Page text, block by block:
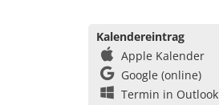
Kalendereintrag
Apple Kalender
Google (online)
Termin in Outlook